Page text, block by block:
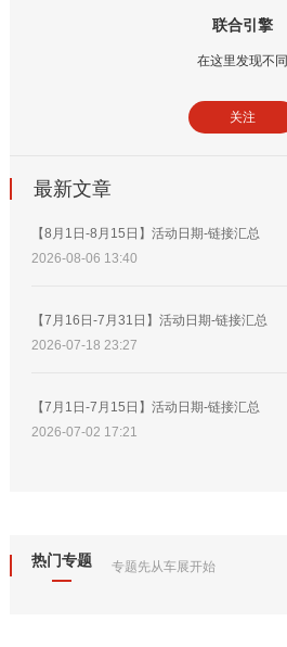
联合引擎
在这里发现不同
关注
最新文章
【8月1日-8月15日】活动日期-链接汇总
2026-08-06 13:40
【7月16日-7月31日】活动日期-链接汇总
2026-07-18 23:27
【7月1日-7月15日】活动日期-链接汇总
2026-07-02 17:21
热门专题 专题先从车展开始